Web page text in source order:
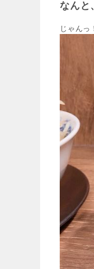
なんと
じゃんっ